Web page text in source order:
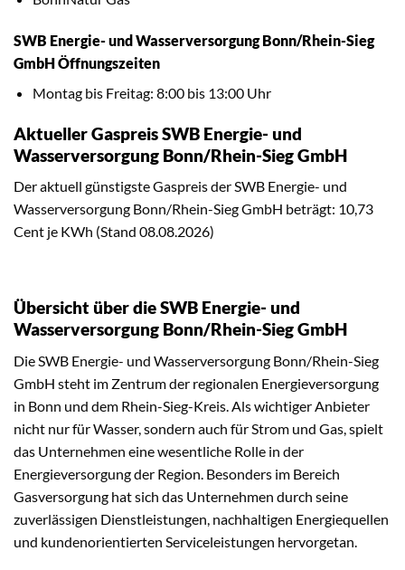
SWB Energie- und Wasserversorgung Bonn/Rhein-Sieg
GmbH Öffnungszeiten
Montag bis Freitag: 8:00 bis 13:00 Uhr
Aktueller Gaspreis SWB Energie- und
Wasserversorgung Bonn/Rhein-Sieg GmbH
Der aktuell günstigste Gaspreis der SWB Energie- und
Wasserversorgung Bonn/Rhein-Sieg GmbH beträgt: 10,73
Cent je KWh (Stand 08.08.2026)
Übersicht über die SWB Energie- und
Wasserversorgung Bonn/Rhein-Sieg GmbH
Die SWB Energie- und Wasserversorgung Bonn/Rhein-Sieg
GmbH steht im Zentrum der regionalen Energieversorgung
in Bonn und dem Rhein-Sieg-Kreis. Als wichtiger Anbieter
nicht nur für Wasser, sondern auch für Strom und Gas, spielt
das Unternehmen eine wesentliche Rolle in der
Energieversorgung der Region. Besonders im Bereich
Gasversorgung hat sich das Unternehmen durch seine
zuverlässigen Dienstleistungen, nachhaltigen Energiequellen
und kundenorientierten Serviceleistungen hervorgetan.